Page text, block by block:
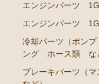
エンジンパーツ
エンジンパーツ
冷却パーツ（ポン
ング ホース類 な
ブレーキパーツ（